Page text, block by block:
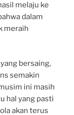
melaju ke
dalam
meraih
bersaing,
semakin
ini masih
hal yang pasti
akan terus